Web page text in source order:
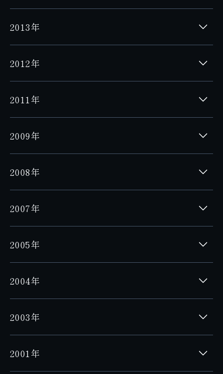
2013年
2012年
2011年
2009年
2008年
2007年
2005年
2004年
2003年
2001年